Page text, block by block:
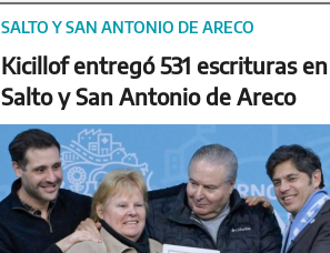
SALTO Y SAN ANTONIO DE ARECO
Kicillof entregó 531 escrituras en
Salto y San Antonio de Areco